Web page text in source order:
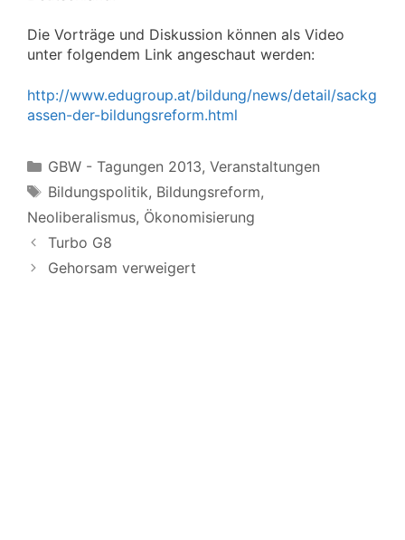
Die Vorträge und Diskussion können als Video
unter folgendem Link angeschaut werden:
http://www.edugroup.at/bildung/news/detail/sackg
assen-der-bildungsreform.html
Kategorien
GBW - Tagungen 2013, Veranstaltungen
Schlagwörter
Bildungspolitik, Bildungsreform,
Neoliberalismus, Ökonomisierung
Turbo G8
Gehorsam verweigert